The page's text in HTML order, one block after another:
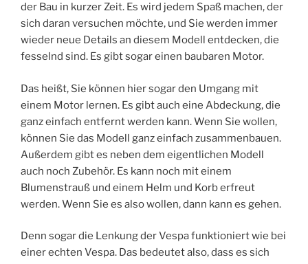
der Bau in kurzer Zeit. Es wird jedem Spaß machen, der
sich daran versuchen möchte, und Sie werden immer
wieder neue Details an diesem Modell entdecken, die
fesselnd sind. Es gibt sogar einen baubaren Motor.
Das heißt, Sie können hier sogar den Umgang mit
einem Motor lernen. Es gibt auch eine Abdeckung, die
ganz einfach entfernt werden kann. Wenn Sie wollen,
können Sie das Modell ganz einfach zusammenbauen.
Außerdem gibt es neben dem eigentlichen Modell
auch noch Zubehör. Es kann noch mit einem
Blumenstrauß und einem Helm und Korb erfreut
werden. Wenn Sie es also wollen, dann kann es gehen.
Denn sogar die Lenkung der Vespa funktioniert wie bei
einer echten Vespa. Das bedeutet also, dass es sich